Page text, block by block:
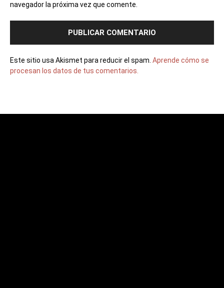
navegador la próxima vez que comente.
Este sitio usa Akismet para reducir el spam. Aprende cómo se
procesan los datos de tus comentarios.